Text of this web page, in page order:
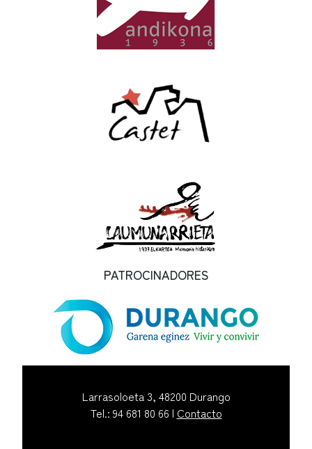
PATROCINADORES
Larrasoloeta 3, 48200 Durango
Tel.: 94 681 80 66 | Contacto